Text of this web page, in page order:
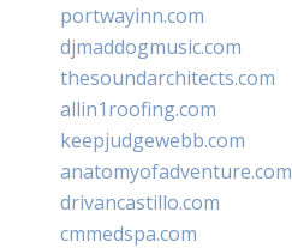
portwayinn.com
djmaddogmusic.com
thesoundarchitects.com
allin1roofing.com
keepjudgewebb.com
anatomyofadventure.com
drivancastillo.com
cmmedspa.com